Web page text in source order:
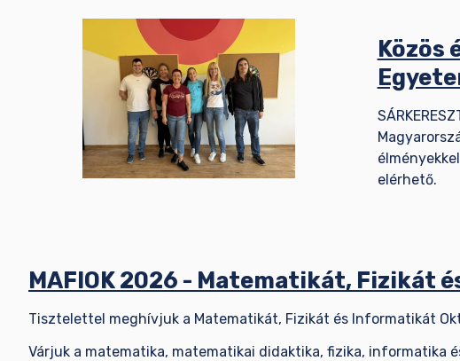
Közös
elérhető.
MAFIOK 2026 - Matematikát, Fizikát
Tisztelettel meghívjuk a Matematikát, Fizikát és Informatikát
Várjuk a matematika, matematikai didaktika, fizika, informatika